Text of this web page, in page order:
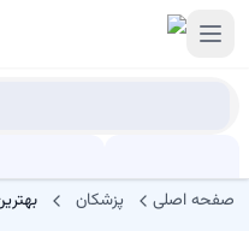
صفحه اصلی پزشکان